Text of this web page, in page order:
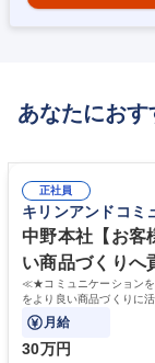
あなたにおす
正社員
キリンアンドコミ
中野本社【お客
い商品づくりへ
≪★コミュニケーション
をより良い商品づくりに
月給
30万円